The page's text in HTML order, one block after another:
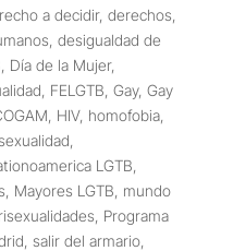
a decidir, derechos
desigualdad de
Día de la Mujer,
FELGTB Gay, Gay
HIV, homofobia,
LGTB
Mayores LGTB mundo
Programa
salir del armario,